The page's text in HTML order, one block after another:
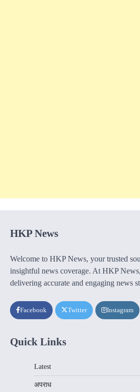
HKP News
Welcome to HKP News, your trusted
insightful news coverage. At HKP
delivering accurate and engaging news
Facebook Twitter Instagram
Quick Links
Latest
अपराध